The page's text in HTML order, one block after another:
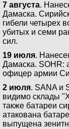
7 августа.
Дамаска.
гибели четырех
убитых и семи
сил.
19 июля.
Дамаска. SOHR:
офицер армии
2 июля. SANA и
видимо склады
также батареи
атакована
выпущена